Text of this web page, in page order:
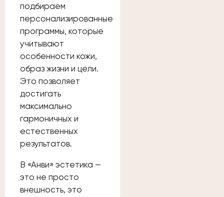
подбираем
персонализированные
программы, которые
учитывают
особенности кожи,
образ жизни и цели.
Это позволяет
достигать
максимально
гармоничных и
естественных
результатов.
В «Анви» эстетика —
это не просто
внешность, это